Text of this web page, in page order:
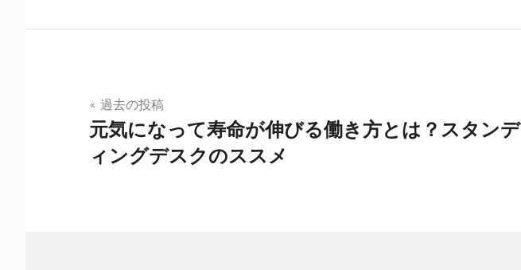
投
稿
ナ
過去の投稿
元気になって寿命が伸びる働き方とは？スタンデ
ィングデスクのススメ